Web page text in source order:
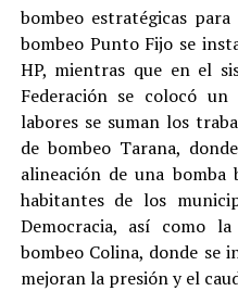
bombeo estratégicas
bombeo Punto Fijo se
HP, mientras que en el
Federación se colocó
labores se suman los
de bombeo Tarana,
alineación de una
habitantes de los
Democracia, así como
bombeo Colina, donde se
mejoran la presión y el